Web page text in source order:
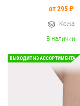
от 295 ₽
Кожа
В наличии
ВЫХОДИТ ИЗ АССОРТИМЕНТА